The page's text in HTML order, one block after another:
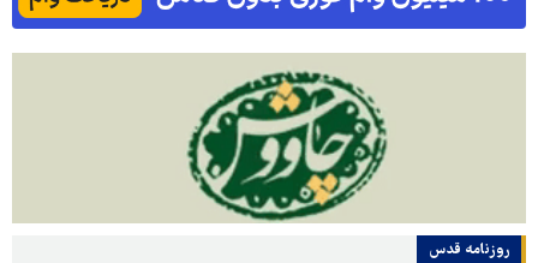
روزنامه قدس